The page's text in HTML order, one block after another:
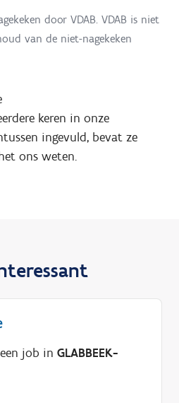
door VDAB. VDAB is niet
van de niet-nagekeken
keren in onze
ingevuld, bevat ze
ons weten.
job in GLABBEEK-